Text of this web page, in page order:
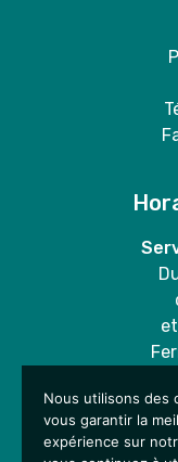
Nous utilisons des
vous garantir la
expérience sur